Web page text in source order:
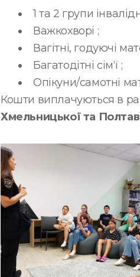
1 та 2 групи
Важкохворі ;
Вагітні, годуючі
Багатодітні сім‘ї ;
Опікуни/самотні
Кошти виплачуються в
Хмельницької та